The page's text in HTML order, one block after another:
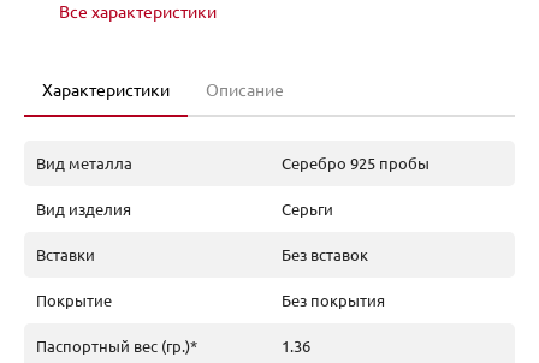
Все характеристики
Характеристики Описание
Вид металла Серебро 925 пробы
Вид изделия Серьги
Вставки Без вставок
Покрытие Без покрытия
Паспортный вес (гр.)* 1.36